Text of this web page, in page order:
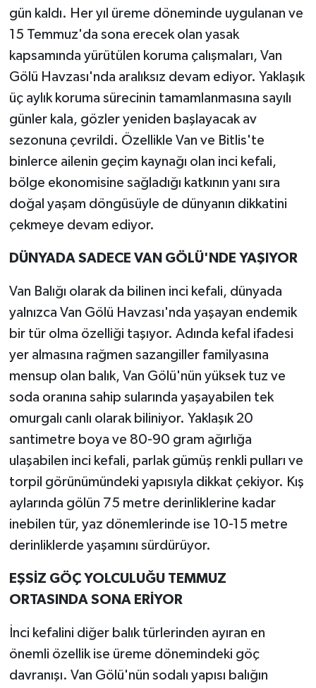
gün kaldı. Her yıl üreme döneminde uygulanan ve
15 Temmuz'da sona erecek olan yasak
kapsamında yürütülen koruma çalışmaları, Van
Gölü Havzası'nda aralıksız devam ediyor. Yaklaşık
üç aylık koruma sürecinin tamamlanmasına sayılı
günler kala, gözler yeniden başlayacak av
sezonuna çevrildi. Özellikle Van ve Bitlis'te
binlerce ailenin geçim kaynağı olan inci kefali,
bölge ekonomisine sağladığı katkının yanı sıra
doğal yaşam döngüsüyle de dünyanın dikkatini
çekmeye devam ediyor.
DÜNYADA SADECE VAN GÖLÜ'NDE YAŞIYOR
Van Balığı olarak da bilinen inci kefali, dünyada
yalnızca Van Gölü Havzası'nda yaşayan endemik
bir tür olma özelliği taşıyor. Adında kefal ifadesi
yer almasına rağmen sazangiller familyasına
mensup olan balık, Van Gölü'nün yüksek tuz ve
soda oranına sahip sularında yaşayabilen tek
omurgalı canlı olarak biliniyor. Yaklaşık 20
santimetre boya ve 80-90 gram ağırlığa
ulaşabilen inci kefali, parlak gümüş renkli pulları ve
torpil görünümündeki yapısıyla dikkat çekiyor. Kış
aylarında gölün 75 metre derinliklerine kadar
inebilen tür, yaz dönemlerinde ise 10-15 metre
derinliklerde yaşamını sürdürüyor.
EŞSİZ GÖÇ YOLCULUĞU TEMMUZ
ORTASINDA SONA ERİYOR
İnci kefalini diğer balık türlerinden ayıran en
önemli özellik ise üreme dönemindeki göç
davranışı. Van Gölü'nün sodalı yapısı balığın